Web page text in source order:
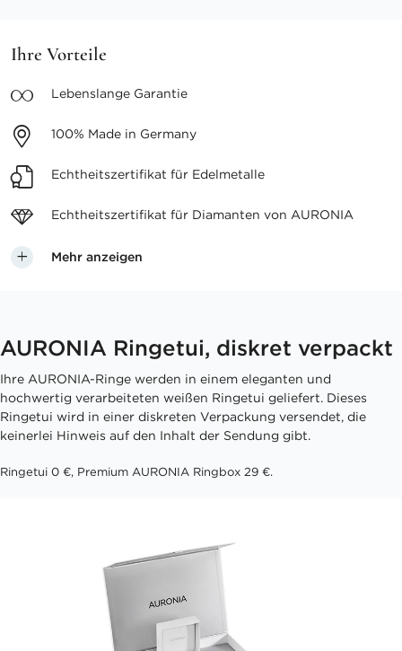
Ihre Vorteile
Lebenslange Garantie
100% Made in Germany
Echtheitszertifikat für Edelmetalle
Echtheitszertifikat für Diamanten von AURONIA
Mehr anzeigen
AURONIA Ringetui, diskret verpackt
Ihre AURONIA-Ringe werden in einem eleganten und
hochwertig verarbeiteten weißen Ringetui geliefert. Dieses
Ringetui wird in einer diskreten Verpackung versendet, die
keinerlei Hinweis auf den Inhalt der Sendung gibt.
Ringetui 0 €, Premium AURONIA Ringbox 29 €.